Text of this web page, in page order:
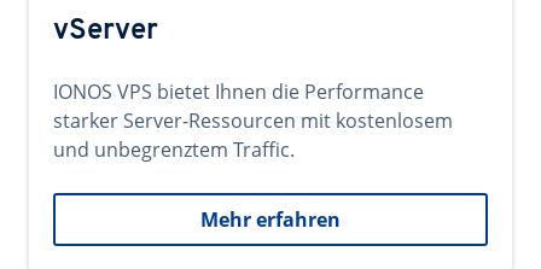
vServer
IONOS VPS bietet Ihnen die Performance
starker Server-Ressourcen mit kostenlosem
und unbegrenztem Traffic.
Mehr erfahren